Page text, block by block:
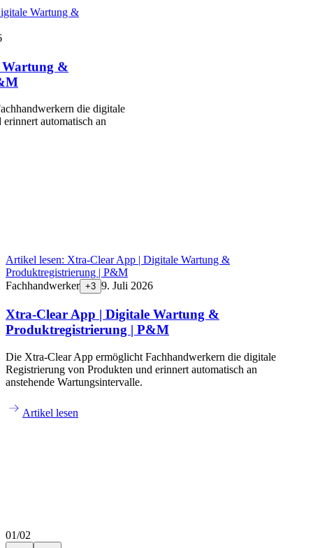
Wartung &
Wartung &
die digitale
automatisch an
Artikel lesen: Xtra-Clear App | Digitale Wartung &
Produktregistrierung | P&M
Fachhandwerker +3 9. Juli 2026
Xtra-Clear App | Digitale Wartung &
Produktregistrierung | P&M
Die Xtra-Clear App ermöglicht Fachhandwerkern die digitale
Registrierung von Produkten und erinnert automatisch an
anstehende Wartungsintervalle.
Artikel lesen
01/02